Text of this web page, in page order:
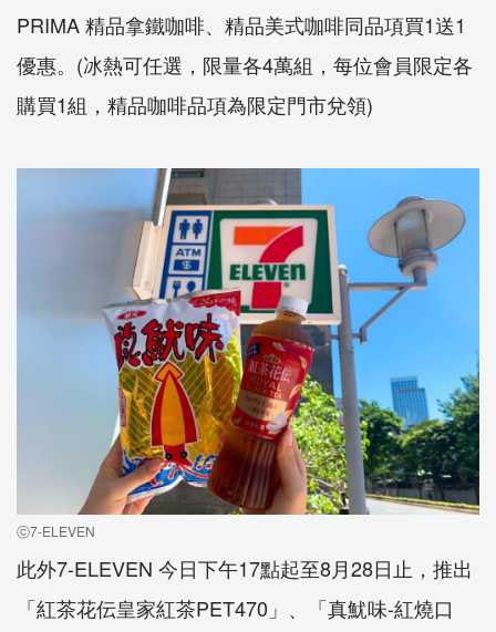
PRIMA 精品拿鐵咖啡、精品美式咖啡同品項買1送1
優惠。(冰熱可任選，限量各4萬組，每位會員限定各
購買1組，精品咖啡品項為限定門市兌領)
ⓒ7-ELEVEN
此外7-ELEVEN 今日下午17點起至8月28日止，推出
「紅茶花伝皇家紅茶PET470」、「真魷味-紅燒口